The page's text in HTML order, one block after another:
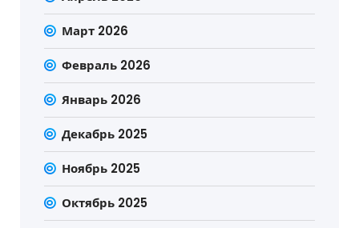
Март 2026
Февраль 2026
Январь 2026
Декабрь 2025
Ноябрь 2025
Октябрь 2025